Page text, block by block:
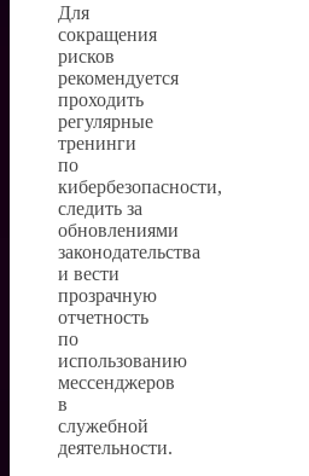
Для
сокращения
рисков
рекомендуется
проходить
регулярные
тренинги
по
кибербезопасности,
следить за
обновлениями
законодательства
и вести
прозрачную
отчетность
по
использованию
мессенджеров
в
служебной
деятельности.